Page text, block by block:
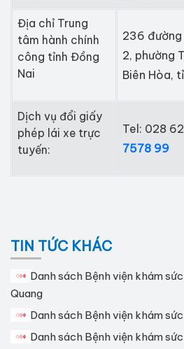
Địa chỉ Trung
tâm hành chính
công tỉnh Đồng
Nai
236 đường
2, phường
Biên Hòa,
Dịch vụ đổi giấy
phép lái xe trực
tuyến:
Tel: 028
7578 99
TIN TỨC KHÁC
Danh sách Bệnh viện khám
Quang
Danh sách Bệnh viện khám
Danh sách Bệnh viện khám